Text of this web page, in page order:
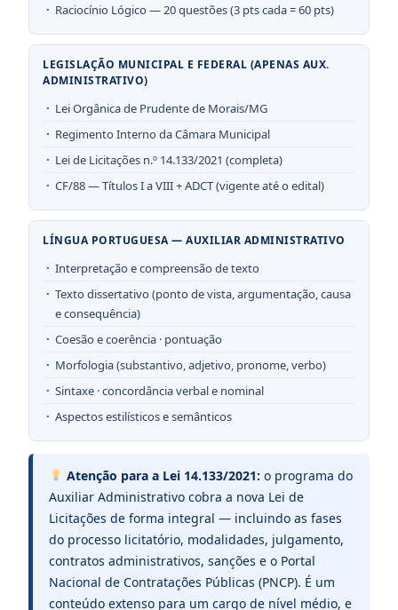
Raciocínio Lógico — 20 questões (3 pts cada = 60 pts)
LEGISLAÇÃO MUNICIPAL E FEDERAL (APENAS AUX.
ADMINISTRATIVO)
Lei Orgânica de Prudente de Morais/MG
Regimento Interno da Câmara Municipal
Lei de Licitações n.º 14.133/2021 (completa)
CF/88 — Títulos I a VIII + ADCT (vigente até o edital)
LÍNGUA PORTUGUESA — AUXILIAR ADMINISTRATIVO
Interpretação e compreensão de texto
Texto dissertativo (ponto de vista, argumentação, causa
e consequência)
Coesão e coerência · pontuação
Morfologia (substantivo, adjetivo, pronome, verbo)
Sintaxe · concordância verbal e nominal
Aspectos estilísticos e semânticos
Atenção para a Lei 14.133/2021: o programa do
Auxiliar Administrativo cobra a nova Lei de
Licitações de forma integral — incluindo as fases
do processo licitatório, modalidades, julgamento,
contratos administrativos, sanções e o Portal
Nacional de Contratações Públicas (PNCP). É um
conteúdo extenso para um cargo de nível médio, e